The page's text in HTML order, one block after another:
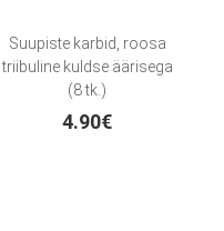
Suupiste karbid, roosa
triibuline kuldse äärisega
(8 tk.)
4.90€